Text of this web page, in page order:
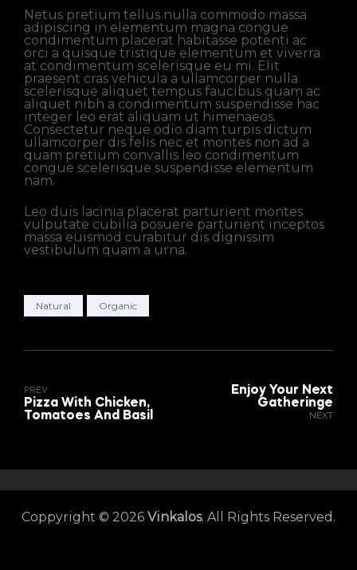
Netus pretium tellus nulla commodo massa
adipiscing in elementum magna congue
condimentum placerat habitasse potenti ac
orci a quisque tristique elementum et viverra
at condimentum scelerisque eu mi. Elit
praesent cras vehicula a ullamcorper nulla
scelerisque aliquet tempus faucibus quam ac
aliquet nibh a condimentum suspendisse hac
integer leo erat aliquam ut himenaeos.
Consectetur neque odio diam turpis dictum
ullamcorper dis felis nec et montes non ad a
quam pretium convallis leo condimentum
congue scelerisque suspendisse elementum
nam.
Leo duis lacinia placerat parturient montes
vulputate cubilia posuere parturient inceptos
massa euismod curabitur dis dignissim
vestibulum quam a urna.
Natural Organic
Yazı
gezinmesi
PREV
Pizza With Chicken,
Tomatoes And Basil
NEXT
Enjoy Your Next
Gatheringe
Coppyright © 2026 Vinkalos. All Rights Reserved.